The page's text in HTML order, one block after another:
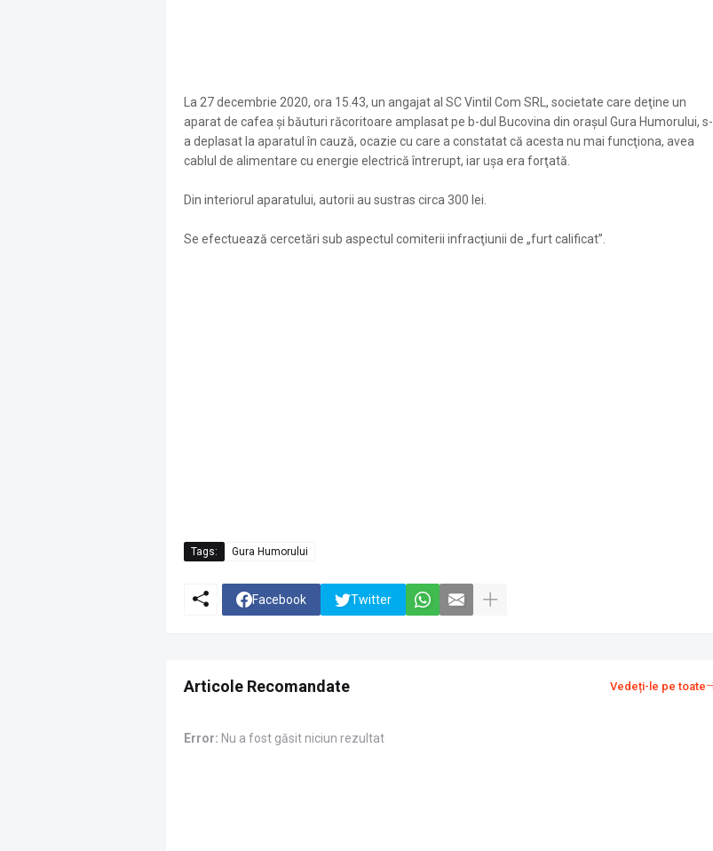
La 27 decembrie 2020, ora 15.43, un angajat al SC Vintil Com SRL, societate care deţine un
aparat de cafea şi băuturi răcoritoare amplasat pe b-dul Bucovina din oraşul Gura Humorului, s-
a deplasat la aparatul în cauză, ocazie cu care a constatat că acesta nu mai funcţiona, avea
cablul de alimentare cu energie electrică întrerupt, iar uşa era forţată.
Din interiorul aparatului, autorii au sustras circa 300 lei.
Se efectuează cercetări sub aspectul comiterii infracţiunii de „furt calificat”.
Tags: Gura Humorului
Facebook Twitter
Articole Recomandate Vedeți-le pe toate
Error: Nu a fost găsit niciun rezultat